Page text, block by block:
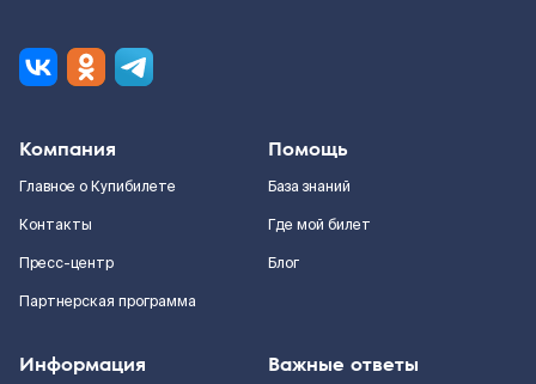
Компания
Главное о Купибилете
Контакты
Пресс-центр
Партнерская программа
Помощь
База знаний
Где мой билет
Блог
Информация Важные ответы